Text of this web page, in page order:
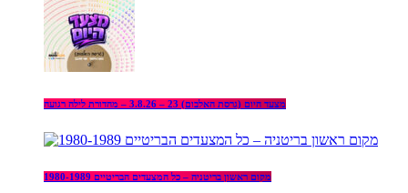
מצעד היום (גרסת האלבום) 23 – 3.8.26 – מהדורת לילה רגועה
מקום ראשון בריטניה – כל המצעדים הבריטיים 1980-1989